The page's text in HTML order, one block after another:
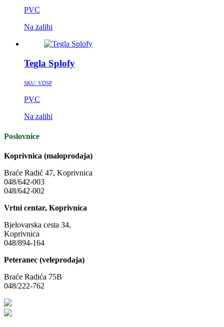
PVC
Na zalihi
Tegla Splofy
SKU: VDSP
PVC
Na zalihi
Poslovnice
Koprivnica (maloprodaja)
Braće Radić 47, Koprivnica
048/642-003
048/642-002
Vrtni centar, Koprivnica
Bjelovarska cesta 34,
Koprivnica
048/894-164
Peteranec (veleprodaja)
Braće Radića 75B
048/222-762